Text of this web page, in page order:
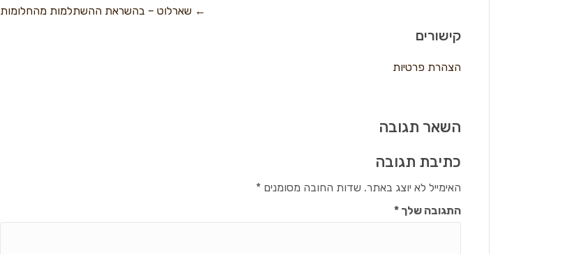
← שארלוט – בהשראת ההשתלמות מהחלומות
קישורים
הצהרת פרטיות
השאר תגובה
כתיבת תגובה
האימייל לא יוצג באתר. שדות החובה מסומנים*
התגובה שלך*